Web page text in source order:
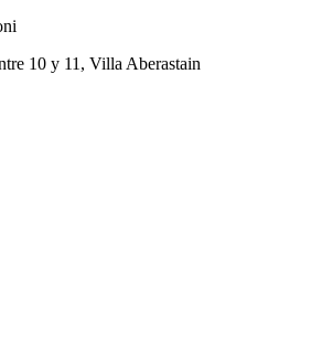
10 y 11, Villa Aberastain